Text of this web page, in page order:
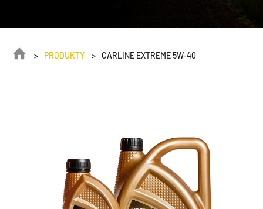
PRODUKTY CARLINE EXTREME 5W-40